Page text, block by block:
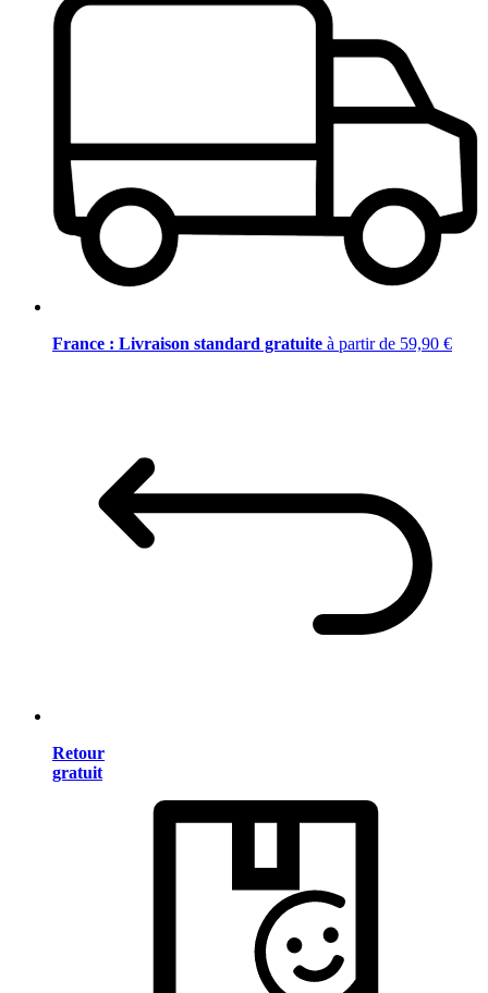
France : Livraison standard gratuite à partir de 59,90 €
Retour
gratuit